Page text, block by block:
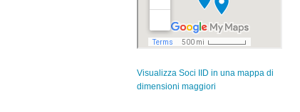
Visualizza Soci IID in una mappa di
dimensioni maggiori